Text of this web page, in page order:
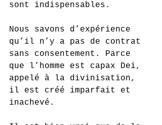
sont indispensables.
Nous savons d’expérience
qu’il n’y a pas de contrat
sans consentement. Parce
que l’homme est capax Dei,
appelé à la divinisation,
il est créé imparfait et
inachevé.